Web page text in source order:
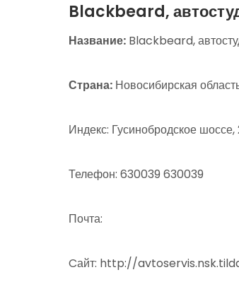
Blackbeard,
Название: Blackbeard,
Страна: Новосибирская
Индекс: Гусинобродское шоссе,
Телефон: 630039 630039
Почта:
Cайт: http://